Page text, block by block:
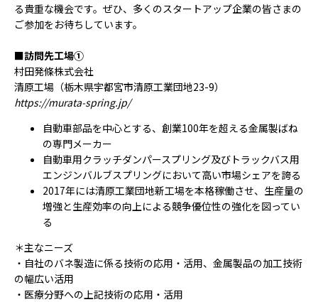
る貴重な機会です。ぜひ、多くのスタートアップ企業の皆さまの
ご参加をお待ちしています。
■訪問先工場①
村田発條株式会社
清原工場（栃木県宇都宮市清原工業団地23-9）
https://murata-spring.jp/
自動車部品を中心とする、創業100年を超える金属製ばね
の専門メーカー
自動車用クラッチダンパースプリング及びトラックバス用
エンジンバルブスプリングにおいて高い市場シェアを誇る
2017年には清原工業団地新工場を本格稼働させ、生産量の
増強と生産効率の向上による競争優位性の強化を図ってい
る
＊主なニーズ
・自社のバネ製造に係る技術の応用・活用、金属製品の加工技術
の幅広い活用
・医療分野への上記技術の応用・活用